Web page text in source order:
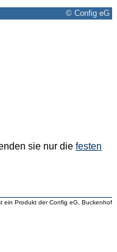
© Config eG
sie nur die festen
ein Produkt der Config eG, Buckenhof